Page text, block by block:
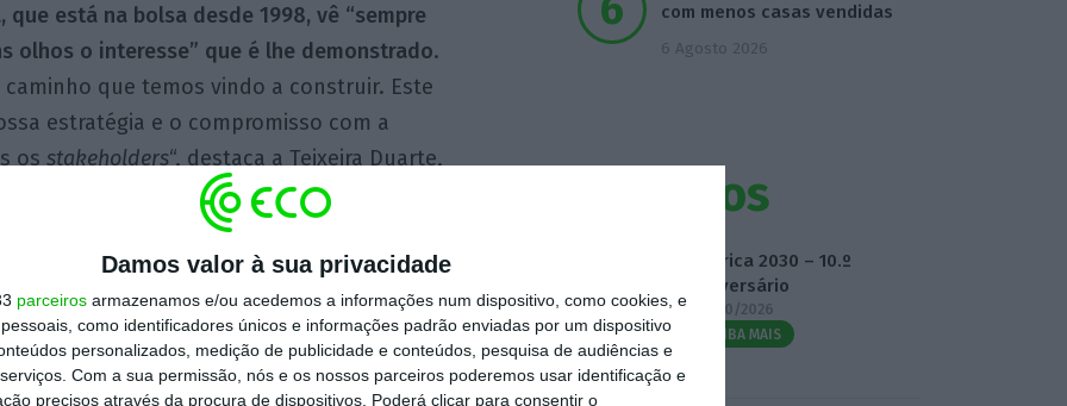
Damos valor à sua privacidade
parceiros armazenamos e/ou acedemos a informações num dispositivo, como cookies, e
como identificadores únicos e informações padrão enviadas por um dispositivo
personalizados, medição de publicidade e conteúdos, pesquisa de audiências e
Com a sua permissão, nós e os nossos parceiros poderemos usar identificação e
precisos através da procura de dispositivos. Poderá clicar para consentir o
que está na bolsa desde 1998, vê “sempre
olhos o interesse” que é lhe demonstrado.
que temos vindo a construir. Este
estratégia e o compromisso com a
os stakeholders“, destaca a Teixeira Duarte,
data (2019).
de confiança no
vindo a construir.
reforça a solidez da
com menos casas vendidas
6 Agosto 2026
Eventos
Fábrica 2030 – 10.º
Aniversário
14/10/2026
SAIBA MAIS